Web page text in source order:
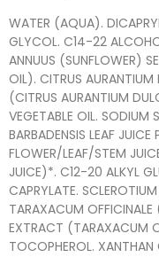
WATER (AQUA).
GLYCOL. C14-22
ANNUUS (SUNFLOWER)
OIL). CITRUS
(CITRUS AURANTIUM
VEGETABLE OIL. SODIUM
BARBADENSIS LEAF
FLOWER/LEAF/STEM
JUICE)*. C12-20 ALKYL
CAPRYLATE.
TARAXACUM
EXTRACT (TARAXACUM
TOCOPHEROL. XANTHAN